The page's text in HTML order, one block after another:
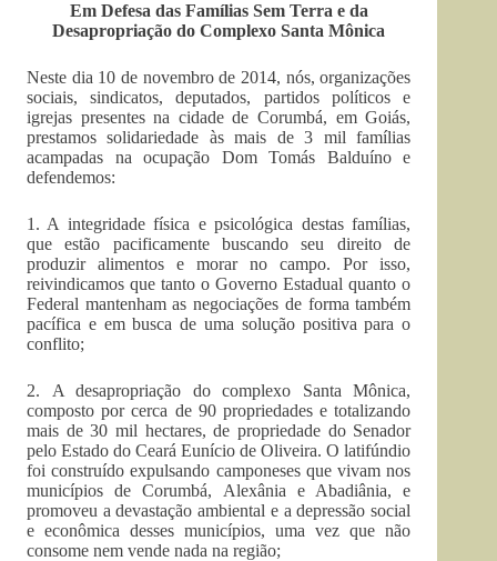
Em Defesa das Famílias Sem Terra e da
Desapropriação do Complexo Santa Mônica
Neste dia 10 de novembro de 2014, nós, organizações
sociais, sindicatos, deputados, partidos políticos e
igrejas presentes na cidade de Corumbá, em Goiás,
prestamos solidariedade às mais de 3 mil famílias
acampadas na ocupação Dom Tomás Balduíno e
defendemos:
1. A integridade física e psicológica destas famílias,
que estão pacificamente buscando seu direito de
produzir alimentos e morar no campo. Por isso,
reivindicamos que tanto o Governo Estadual quanto o
Federal mantenham as negociações de forma também
pacífica e em busca de uma solução positiva para o
conflito;
2. A desapropriação do complexo Santa Mônica,
composto por cerca de 90 propriedades e totalizando
mais de 30 mil hectares, de propriedade do Senador
pelo Estado do Ceará Eunício de Oliveira. O latifúndio
foi construído expulsando camponeses que vivam nos
municípios de Corumbá, Alexânia e Abadiânia, e
promoveu a devastação ambiental e a depressão social
e econômica desses municípios, uma vez que não
consome nem vende nada na região;